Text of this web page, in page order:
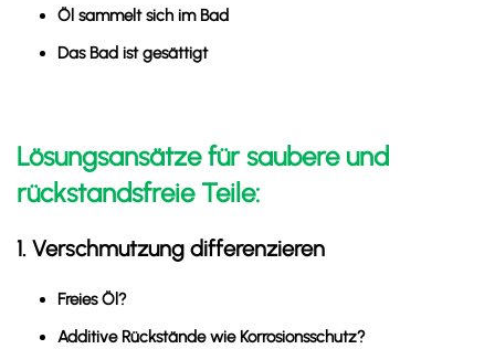
Öl sammelt sich im Bad
Das Bad ist gesättigt
Lösungsansätze für saubere und
rückstandsfreie Teile:
1. Verschmutzung differenzieren
Freies Öl?
Additive Rückstände wie Korrosionsschutz?